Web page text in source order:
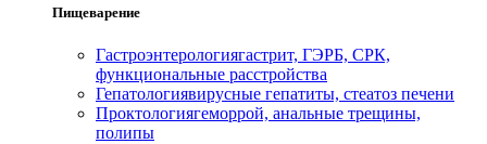
Пищеварение
Гастроэнтерологиягастрит, ГЭРБ, СРК,
функциональные расстройства
Гепатологиявирусные гепатиты, стеатоз печени
Проктологиягеморрой, анальные трещины,
полипы